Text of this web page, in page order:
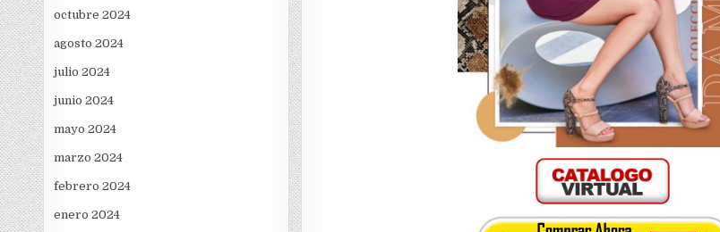
octubre 2024
agosto 2024
julio 2024
junio 2024
mayo 2024
marzo 2024
febrero 2024
enero 2024